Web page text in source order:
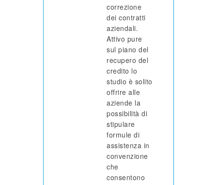
correzione
dei contratti
aziendali.
Attivo pure
sul piano del
recupero del
credito lo
studio è solito
offrire alle
aziende la
possibilità di
stipulare
formule di
assistenza in
convenzione
che
consentono